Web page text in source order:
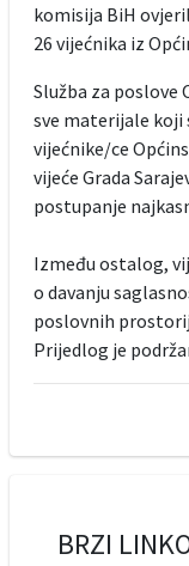
komisija BiH
26 vijećnika iz
Služba za poslove
sve materijale koji
vijećnike/ce
vijeće Grada
postupanje
Između ostalog,
o davanju
poslovnih
Prijedlog je
BRZI